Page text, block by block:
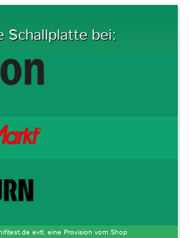
Schallplatte bei:
evtl. eine Provision vom Shop